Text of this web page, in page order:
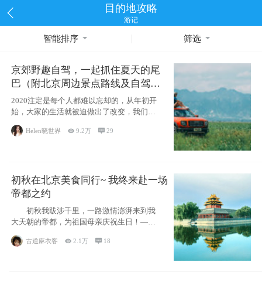
目的地攻略
游记
智能排序 筛选
京郊野趣自驾，一起抓住夏天的尾
巴（附北京周边景点路线及自驾攻
略）
2020注定是每个人都难以忘却的，从年初开
始，大家的生活就被迫做出了改变，我们也
不例外。本来双双辞职是为
Helen晓世界 9.2万 29
初秋在北京美食同行~ 我终来赴一场
帝都之约
初秋我跋涉千里，一路激情澎湃来到我
大天朝的帝都，为祖国母亲庆祝生日！——
古道麻衣客 2.1万  18